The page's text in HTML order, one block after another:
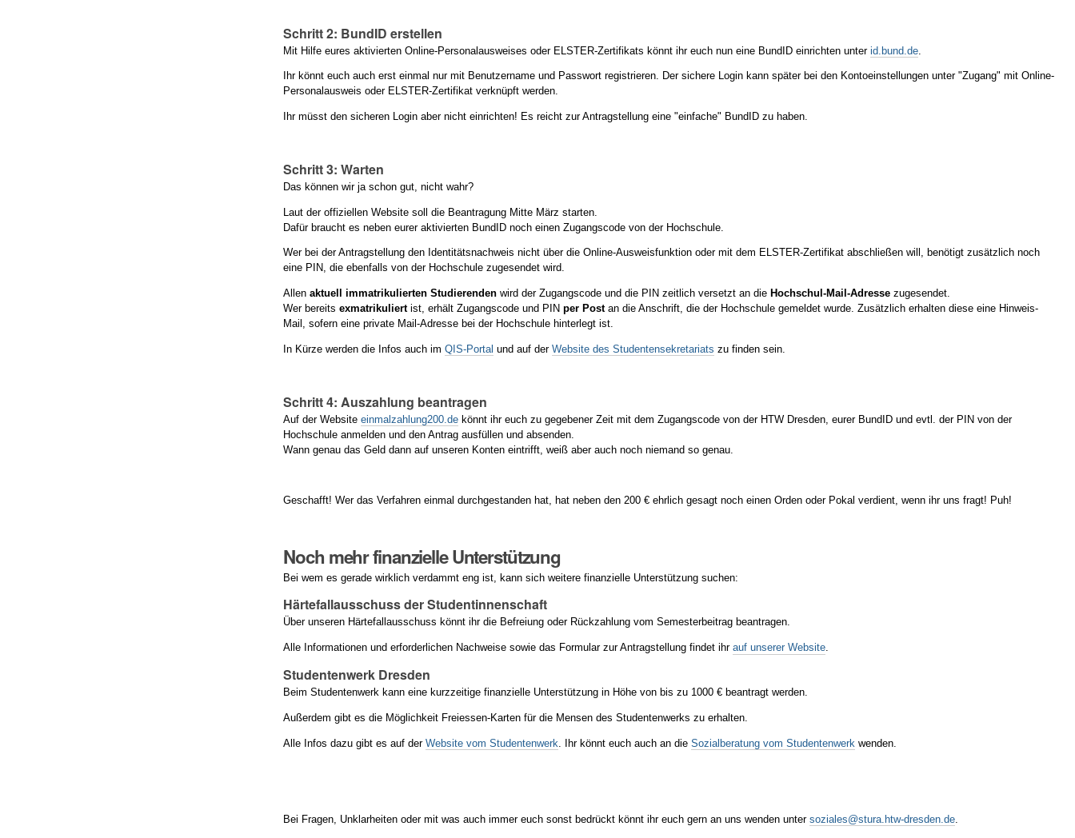
Schritt 2: BundID erstellen
Mit Hilfe eures aktivierten Online-Personalausweises oder ELSTER-Zertifikats könnt ihr euch nun eine BundID einrichten unterid.bund.de
Ihr könnt euch auch erst einmal nur mit Benutzername und Passwort registrieren. Der sichere Login kann später bei den Kontoeinstellungen unter "Zugang" mit Online-
Personalausweis oder ELSTER-Zertifikat verknüpft werden.
Ihr müsst den sicheren Login aber nicht einrichten! Es reicht zur Antragstellung eine "einfache" BundID zu haben.
Schritt 3:Warten
Das können wir ja schon gut, nicht wahr?
Laut deroffiziellen Website soll die Beantragung Mitte März starten.
Dafür braucht es neben eurer aktivierten BundID noch einen Zugangscode von der Hochschule.
Wer bei der Antragstellung den Identitätsnachweis nicht über die Online-Ausweisfunktion oder mit dem ELSTER-Zertifikat abschließen will, benötigt zusätzlich noch
eine PIN, die ebenfalls von der Hochschule zugesendet wird.
Allenaktuell immatrikulierten Studierenden wird der Zugangscode und die PIN zeitlich versetzt an die Hochschul-Mail-Adresse zugesendet.
Wer bereitsexmatrikuliertist, erhält Zugangscode und PINper Postan die Anschrift, die der Hochschule gemeldet wurde. Zusätzlich erhalten diese eine Hinweis-
Mail, sofern eine private Mail-Adresse bei der Hochschule hinterlegt ist.
In Kürze werden die Infos auch imQIS-Portal und auf derWebsite des Studentensekretariats zu finden sein.
Schritt 4: Auszahlung beantragen
Auf der Websiteeinmalzahlung200.de könnt ihr euch zu gegebener Zeit mit demZugangscode von der HTW Dresden, eurer BundID und evtl. der PIN von der
Hochschule anmelden und den Antrag ausfüllen und absenden.
Wann genau das Geld dann auf unseren Konten eintrifft, weiß aber auch noch niemand so genau.
Geschafft! Wer das Verfahren einmal durchgestanden hat, hat neben den 200 € ehrlich gesagt noch einen Orden oder Pokal verdient, wenn ihr uns fragt! Puh!
Noch mehr finanzielle Unterstützung
Bei wem es gerade wirklich verdammt eng ist, kann sich weitere finanzielle Unterstützung suchen:
Härtefallausschuss der Studentinnenschaft
Über unseren Härtefallausschuss könnt ihr die Befreiung oder Rückzahlung vom Semesterbeitrag beantragen.
Alle Informationen und erforderlichen Nachweise sowie das Formular zur Antragstellung findet ihrauf unserer Website.
Studentenwerk Dresden
Beim Studentenwerk kann eine kurzzeitige finanzielle Unterstützung in Höhe von bis zu 1000 € beantragt werden.
Außerdem gibt es die Möglichkeit Freiessen-Karten für die Mensen des Studentenwerks zu erhalten.
Alle Infos dazu gibt es auf derWebsite vom Studentenwerk . Ihr könnt euch auch an dieSozialberatung vom Studentenwerk wenden.
Bei Fragen, Unklarheiten oder mit was auch immer euch sonst bedrückt könnt ihr euch gern an uns wenden untersoziales@stura.htw-dresden.de.